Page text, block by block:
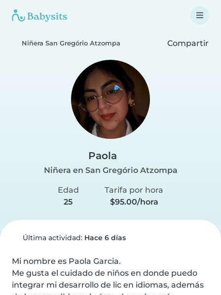
Niñera San Gregório Atzompa Compartir
Paola
Niñera en San Gregório Atzompa
Edad
25
Tarifa por hora
$95.00/hora
Última actividad: Hace 6 días
Mi nombre es Paola Garcia.
Me gusta el cuidado de niños en donde puedo
integrar mi desarrollo de lic en idiomas, además